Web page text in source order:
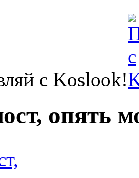
с Koslook!
опять